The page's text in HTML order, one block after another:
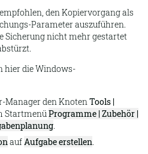
den Kopiervorgang als
Parameter auszuführen.
Sicherung nicht mehr gestartet
hier die Windows-
Manager den Knoten Tools |
Startmenü Programme | Zubehör |
.
auf Aufgabe erstellen.